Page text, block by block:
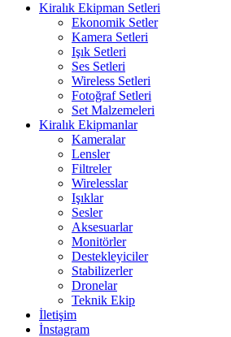
Kiralık Ekipman Setleri
Ekonomik Setler
Kamera Setleri
Işık Setleri
Ses Setleri
Wireless Setleri
Fotoğraf Setleri
Set Malzemeleri
Kiralık Ekipmanlar
Kameralar
Lensler
Filtreler
Wirelesslar
Işıklar
Sesler
Aksesuarlar
Monitörler
Destekleyiciler
Stabilizerler
Dronelar
Teknik Ekip
İletişim
İnstagram